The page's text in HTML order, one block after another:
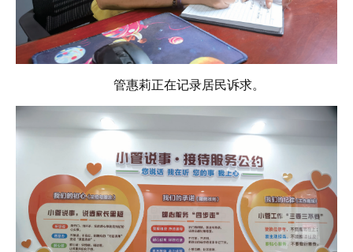
管惠莉正在记录居民诉求。